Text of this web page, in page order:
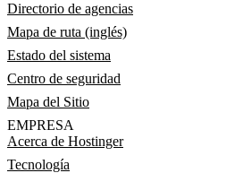
Directorio de agencias
Mapa de ruta (inglés)
Estado del sistema
Centro de seguridad
Mapa del Sitio
EMPRESA
Acerca de Hostinger
Tecnología